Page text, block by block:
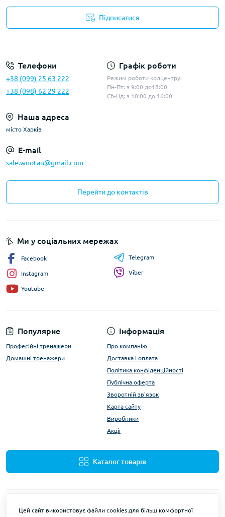
Підписатися
Телефони
+38 (099) 25 63 222
+38 (098) 62 29 222
Графік роботи
Режим роботи колцентру:
Пн-Пт: з 9:00 до18:00
Сб-Нд: з 10:00 до 16:00
Наша адреса
місто Харків
E-mail
sale.wuotan@gmail.com
Перейти до контактів
Популярне
Професійні тренажери
Домашні тренажери
Інформація
Про компанію
Доставка і оплата
Політика конфіденційності
Публічна оферта
Зворотній зв'язок
Карта сайту
Виробники
Акції
Каталог товарів
Ми у соціальних мережах
Facebook
Instagram
Youtube
Telegram
Viber
Цей сайт використовує файли cookies для більш комфортної